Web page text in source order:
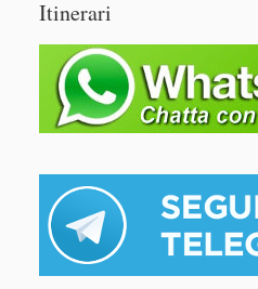
Itinerari